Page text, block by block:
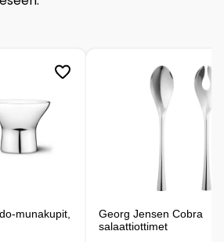
munakupit,
Georg Jensen Cobra
salaattiottimet